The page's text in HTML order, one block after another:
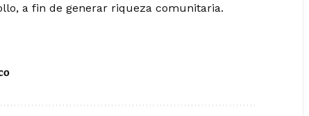
a fin de generar riqueza comunitaria.